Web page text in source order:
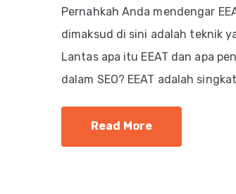
Pernahkah Anda mendengar
dimaksud di sini adalah teknik
Lantas apa itu EEAT dan apa
dalam SEO? EEAT adalah
Read More